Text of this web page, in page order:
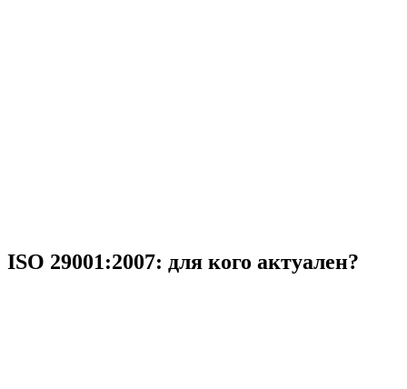
ISO 29001:2007: для кого актуален?